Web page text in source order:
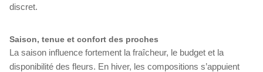
discret.
Saison, tenue et confort des proches
La saison influence fortement la fraîcheur, le budget et la
disponibilité des fleurs. En hiver, les compositions s’appuient